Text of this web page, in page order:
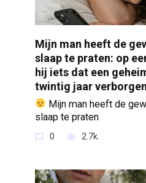
Mijn man heeft de
slaap te praten: op
hij iets dat een
twintig jaar
Mijn man heeft de
slaap te praten
0 2.7k.